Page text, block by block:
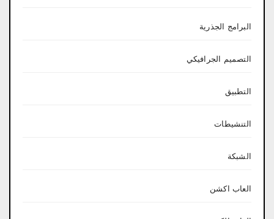
البرامج الجذرية
التصميم الجرافيكي
التطبيق
التنشيطات
الشبكة
العاب اكشن